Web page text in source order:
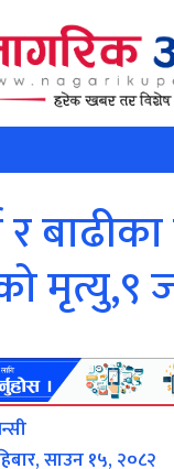
र
मृत्यु,९
साउन १५, २०८२